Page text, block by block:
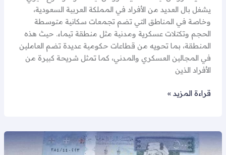
يشغل بال العديد من الأفراد في المملكة العربية السعودية،
وخاصة في المناطق التي تضم تجمعات سكانية متوسطة
الحجم وتكتلات عسكرية ومدنية مثل منطقة تيماء. حيث هذه
المنطقة، بما تحويه من قطاعات حكومية عديدة تضم العاملين
في المجالين العسكري والمدني، كما تمثل شريحة كبيرة من
الأفراد الذين
قراءة المزيد »
تسديد
قروض